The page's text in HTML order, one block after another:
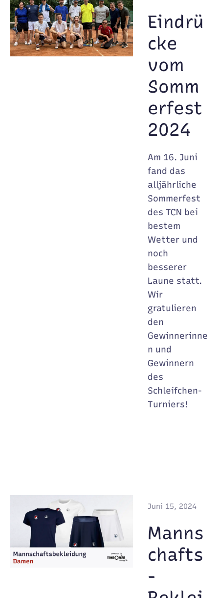
Eindrü
cke
vom
Somm
erfest
2024
Am 16. Juni
fand das
alljährliche
Sommerfest
des TCN bei
bestem
Wetter und
noch
besserer
Laune statt.
Wir
gratulieren
den
Gewinnerinne
n und
Gewinnern
des
Schleifchen-
Turniers!
Juni 15, 2024
Manns
chafts
-